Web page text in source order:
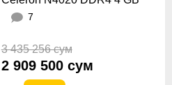
SSD 256 GB 15.6” Intel UHD
7
3 435 256 сум
2 909 500 сум